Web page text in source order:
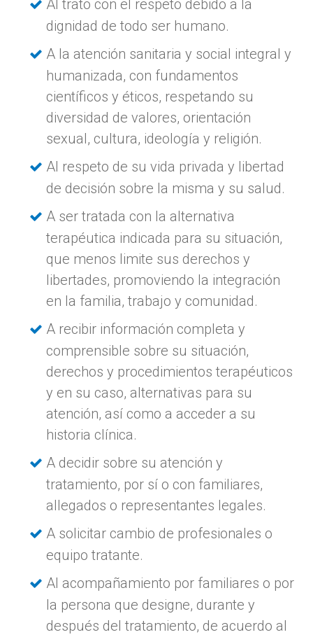
Al trato con el respeto debido a la
dignidad de todo ser humano.
A la atención sanitaria y social integral y
humanizada, con fundamentos
científicos y éticos, respetando su
diversidad de valores, orientación
sexual, cultura, ideología y religión.
Al respeto de su vida privada y libertad
de decisión sobre la misma y su salud.
A ser tratada con la alternativa
terapéutica indicada para su situación,
que menos limite sus derechos y
libertades, promoviendo la integración
en la familia, trabajo y comunidad.
A recibir información completa y
comprensible sobre su situación,
derechos y procedimientos terapéuticos
y en su caso, alternativas para su
atención, así como a acceder a su
historia clínica.
A decidir sobre su atención y
tratamiento, por sí o con familiares,
allegados o representantes legales.
A solicitar cambio de profesionales o
equipo tratante.
Al acompañamiento por familiares o por
la persona que designe, durante y
después del tratamiento, de acuerdo al